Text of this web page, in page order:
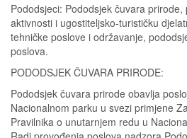
Pododsjeci: Pododsjek čuvara
aktivnosti i ugostiteljsko-turističku
tehničke poslove i održavanje,
poslova.
PODODSJEK ČUVARA PRIRODE:
Pododsjek čuvara prirode obavlja
Nacionalnom parku u svezi primjene
Pravilnika o unutarnjem redu u